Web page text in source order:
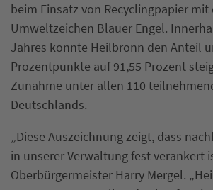
beim Einsatz von Recyclingpapier mit
Umweltzeichen Blauer Engel.
Jahres konnte Heilbronn den Anteil
Prozentpunkte auf 91,55 Prozent
Zunahme unter allen 110
Deutschlands.
„Diese Auszeichnung zeigt, dass
in unserer Verwaltung fest verankert
Oberbürgermeister Harry Mergel.